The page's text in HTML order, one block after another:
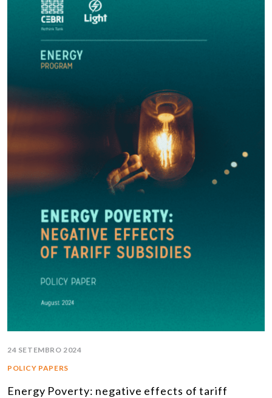
24 SETEMBRO 2024
POLICY PAPERS
Energy Poverty: negative effects of tariff